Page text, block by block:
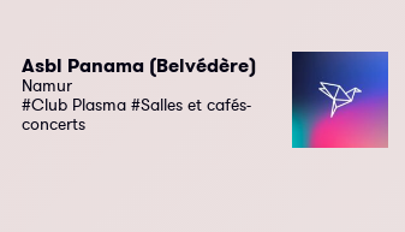
Asbl Panama (Belvédère)
Namur
#Club Plasma #Salles et cafés-
concerts